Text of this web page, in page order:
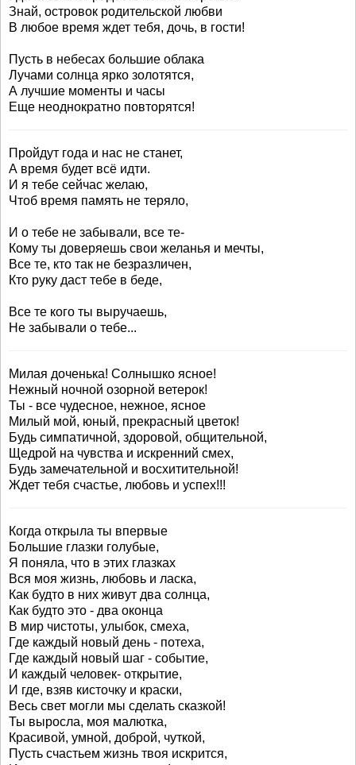
Знай, островок родительской любви
В любое время ждет тебя, дочь, в гости!
Пусть в небесах большие облака
Лучами солнца ярко золотятся,
А лучшие моменты и часы
Еще неоднократно повторятся!
Пройдут года и нас не станет,
А время будет всё идти.
И я тебе сейчас желаю,
Чтоб время память не теряло,
И о тебе не забывали, все те-
Кому ты доверяешь свои желанья и мечты,
Все те, кто так не безразличен,
Кто руку даст тебе в беде,
Все те кого ты выручаешь,
Не забывали о тебе...
Милая доченька! Солнышко ясное!
Нежный ночной озорной ветерок!
Ты - все чудесное, нежное, ясное
Милый мой, юный, прекрасный цветок!
Будь симпатичной, здоровой, общительной,
Щедрой на чувства и искренний смех,
Будь замечательной и восхитительной!
Ждет тебя счастье, любовь и успех!!!
Когда открыла ты впервые
Большие глазки голубые,
Я поняла, что в этих глазках
Вся моя жизнь, любовь и ласка,
Как будто в них живут два солнца,
Как будто это - два оконца
В мир чистоты, улыбок, смеха,
Где каждый новый день - потеха,
Где каждый новый шаг - событие,
И каждый человек- открытие,
И где, взяв кисточку и краски,
Весь свет могли мы сделать сказкой!
Ты выросла, моя малютка,
Красивой, умной, доброй, чуткой,
Пусть счастьем жизнь твоя искрится,